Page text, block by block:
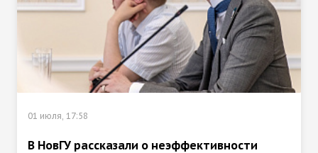
01 июля, 17:58
В НовГУ рассказали о неэффективности